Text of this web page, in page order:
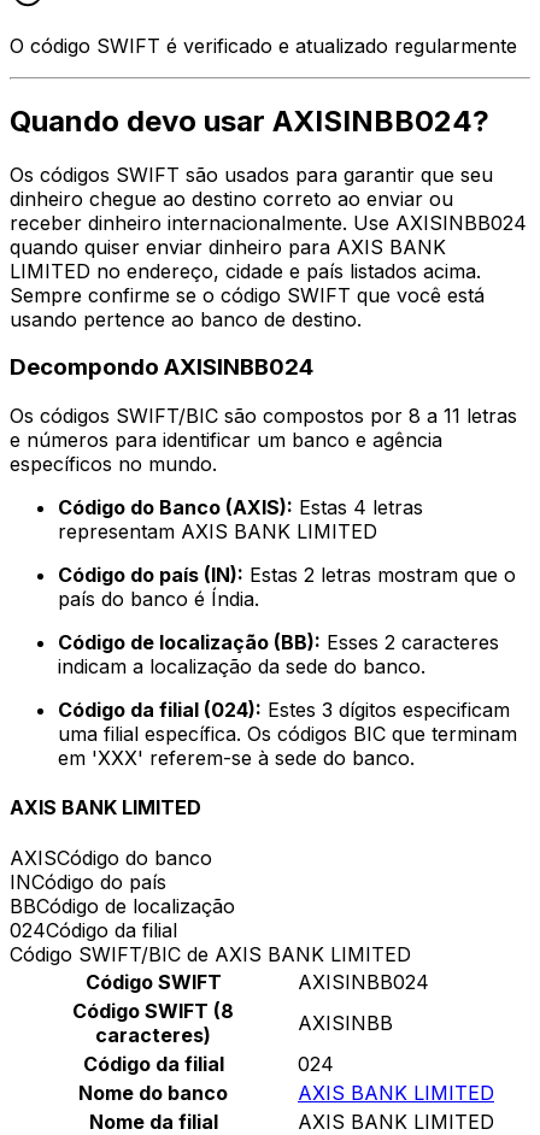
O código SWIFT é verificado e atualizado regularmente
Quando devo usar AXISINBB024?
Os códigos SWIFT são usados para garantir que seu
dinheiro chegue ao destino correto ao enviar ou
receber dinheiro internacionalmente. Use AXISINBB024
quando quiser enviar dinheiro para AXIS BANK
LIMITED no endereço, cidade e país listados acima.
Sempre confirme se o código SWIFT que você está
usando pertence ao banco de destino.
Decompondo AXISINBB024
Os códigos SWIFT/BIC são compostos por 8 a 11 letras
e números para identificar um banco e agência
específicos no mundo.
Código do Banco (AXIS): Estas 4 letras
representam AXIS BANK LIMITED
Código do país (IN): Estas 2 letras mostram que o
país do banco é Índia.
Código de localização (BB): Esses 2 caracteres
indicam a localização da sede do banco.
Código da filial (024): Estes 3 dígitos especificam
uma filial específica. Os códigos BIC que terminam
em 'XXX' referem-se à sede do banco.
AXIS BANK LIMITED
AXISCódigo do banco
INCódigo do país
BBCódigo de localização
024Código da filial
Código SWIFT/BIC de AXIS BANK LIMITED
Código SWIFT
AXISINBB024
Código SWIFT (8
caracteres)
AXISINBB
Código da filial
024
Nome do banco
AXIS BANK LIMITED
Nome da filial
AXIS BANK LIMITED